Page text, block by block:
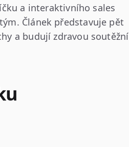
a interaktivního sales
Článek představuje pět
a budují zdravou soutěžní